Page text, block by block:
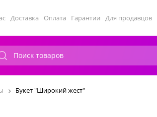
Доставка Оплата Гарантии Для продавцов
Букет "Широкий жест"